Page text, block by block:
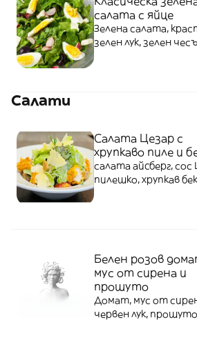
салата с яйце
Зелена салата,
зелен лук, зелен
Салати
Салата Цезар с
хрупкаво пиле и
салата айcберг,
пилешко, хрупкав
Белен розов
мус от сирена и
прошуто
Домат, мус от
червен лук,